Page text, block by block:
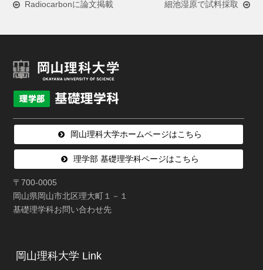
Radiocarbonに論文掲載 細池湿原で試料採取
岡山理科大学ホームページはこちら
理学部 基礎理学科ページはこちら
〒700-0005
岡山県岡山市北区理大町１－１
基礎理学科お問い合わせ先
岡山理科大学 Link